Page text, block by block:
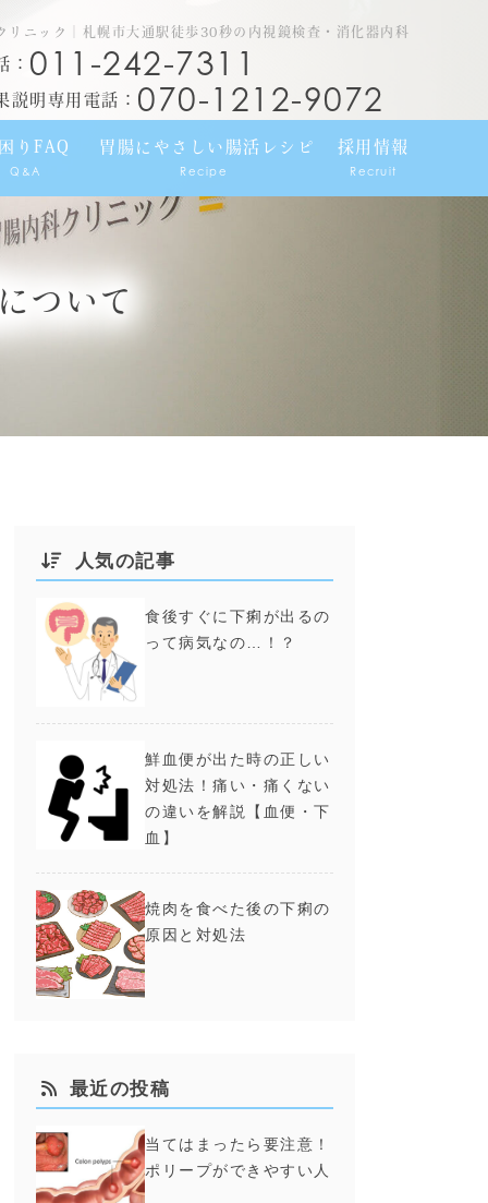
ニック｜札幌市大通駅徒歩30秒の内視鏡検査・消化器内科
： 011-242-7311
説明専用電話： 070-1212-9072
りFAQ
Q&A
胃腸にやさしい腸活レシピ
Recipe
採用情報
Recruit
ついて
人気の記事
食後すぐに下痢が出るの
って病気なの…！？
鮮血便が出た時の正しい
対処法！痛い・痛くない
の違いを解説【血便・下
血】
焼肉を食べた後の下痢の
原因と対処法
最近の投稿
当てはまったら要注意！
ポリープができやすい人